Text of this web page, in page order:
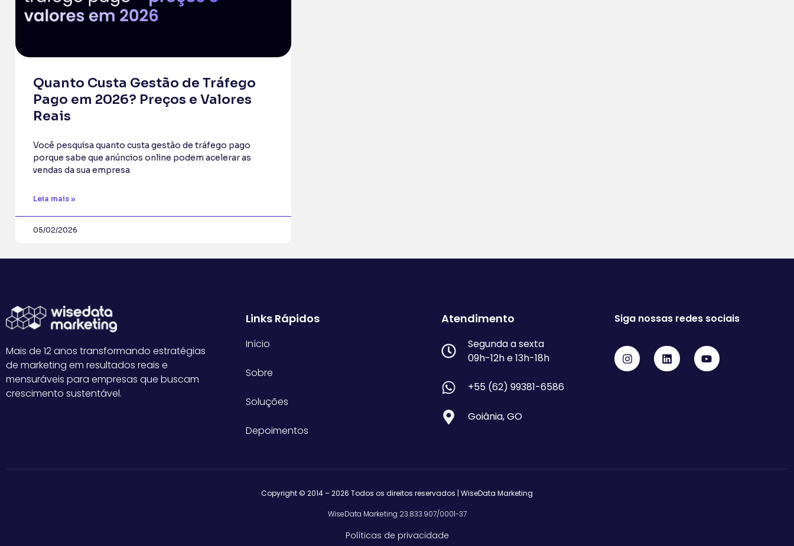
Quanto Custa Gestão de Tráfego
Pago em 2026? Preços e Valores
Reais
Você pesquisa quanto custa gestão de tráfego pago
porque sabe que anúncios online podem acelerar as
vendas da sua empresa
Leia mais »
05/02/2026
Mais de 12 anos transformando estratégias
de marketing em resultados reais e
mensuráveis para empresas que buscam
crescimento sustentável.
Links Rápidos
Início
Sobre
Soluções
Depoimentos
Atendimento
Segunda a sexta
09h-12h e 13h-18h
+55 (62) 99381-6586
Goiânia, GO
Siga nossas redes sociais
Copyright © 2014 – 2026 Todos os direitos reservados | WiseData Marketing
WiseData Marketing 23.833.907/0001-37
Políticas de privacidade